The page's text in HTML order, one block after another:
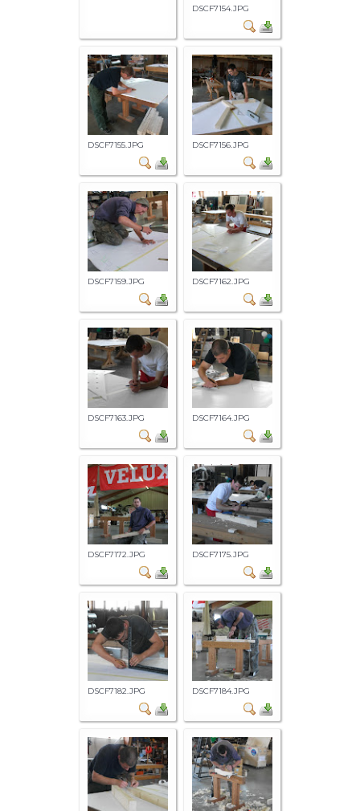
DSCF7154.JPG
DSCF7155.JPG DSCF7156.JPG
DSCF7159.JPG DSCF7162.JPG
DSCF7163.JPG DSCF7164.JPG
DSCF7172.JPG DSCF7175.JPG
DSCF7182.JPG DSCF7184.JPG